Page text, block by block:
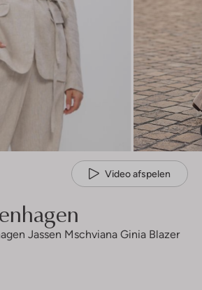
Video afspelen
Jassen Mschviana Ginia Blazer